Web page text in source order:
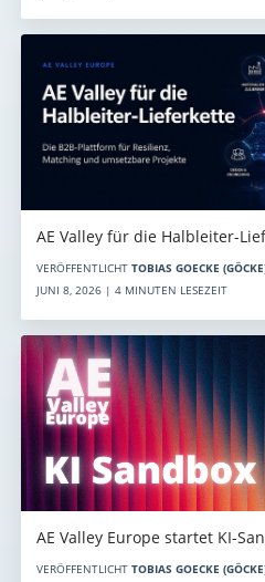
AE Valley für die Halbleiter-
VERÖFFENTLICHT TOBIAS GOECKE
JUNI 8, 2026 | 4 MINUTEN LESEZEIT
AE Valley Europe startet KI-
VERÖFFENTLICHT TOBIAS GOECKE